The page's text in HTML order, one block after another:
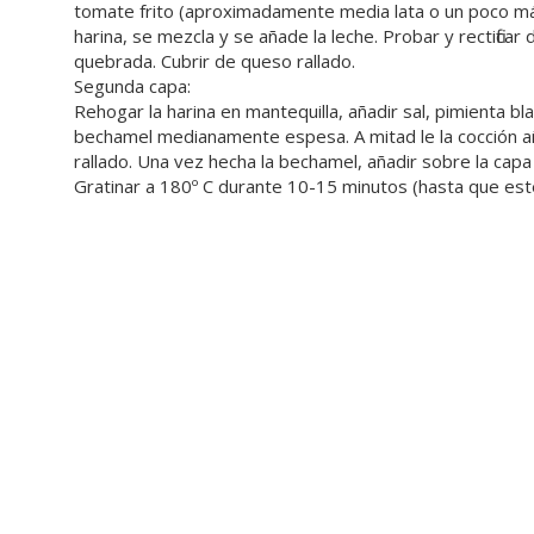
tomate frito (aproximadamente media lata o un poco
harina, se mezcla y se añade la leche. Probar y
quebrada. Cubrir de queso rallado.
Segunda capa:
Rehogar la harina en mantequilla, añadir sal, pimienta
bechamel medianamente espesa. A mitad le la cocción
rallado. Una vez hecha la bechamel, añadir sobre la
Gratinar a 180º C durante 10-15 minutos (hasta que